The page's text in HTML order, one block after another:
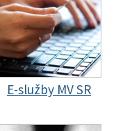
E-služby MV SR